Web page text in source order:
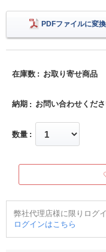
PDFファイルに変換
在庫数 お取り寄せ商品
納期 お問い合わせくだ
数量
弊社代理店様に限りログ
ログインはこちら